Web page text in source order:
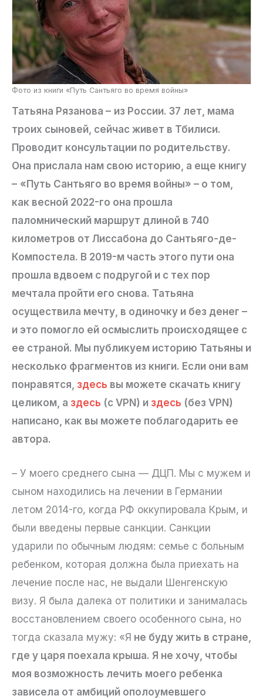
Фото из книги «Путь Сантьяго во время войны»
Татьяна Рязанова – из России. 37 лет, мама
троих сыновей, сейчас живет в Тбилиси.
Проводит консультации по родительству.
Она прислала нам свою историю, а еще книгу
– «Путь Сантьяго во время войны» – о том,
как весной 2022-го она прошла
паломнический маршрут длиной в 740
километров от Лиссабона до Сантьяго-де-
Компостела. В 2019-м часть этого пути она
прошла вдвоем с подругой и с тех пор
мечтала пройти его снова. Татьяна
осуществила мечту, в одиночку и без денег –
и это помогло ей осмыслить происходящее с
ее страной. Мы публикуем историю Татьяны и
несколько фрагментов из книги. Если они вам
понравятся, здесь вы можете скачать книгу
целиком, а здесь (c VPN) и здесь (без VPN)
написано, как вы можете поблагодарить ее
автора.
– У моего среднего сына — ДЦП. Мы с мужем и
сыном находились на лечении в Германии
летом 2014-го, когда РФ оккупировала Крым, и
были введены первые санкции. Санкции
ударили по обычным людям: семье с больным
ребенком, которая должна была приехать на
лечение после нас, не выдали Шенгенскую
визу. Я была далека от политики и занималась
восстановлением своего особенного сына, но
тогда сказала мужу: «Я не буду жить в стране,
где у царя поехала крыша. Я не хочу, чтобы
моя возможность лечить моего ребенка
зависела от амбиций ополоумевшего